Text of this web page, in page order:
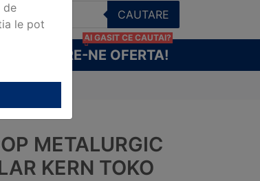
CAUTARE
CERE-NE OFERTA!
AI GASIT CE CAUTAI?
178-B
METALURGIC
KERN TOKO
de
le pot